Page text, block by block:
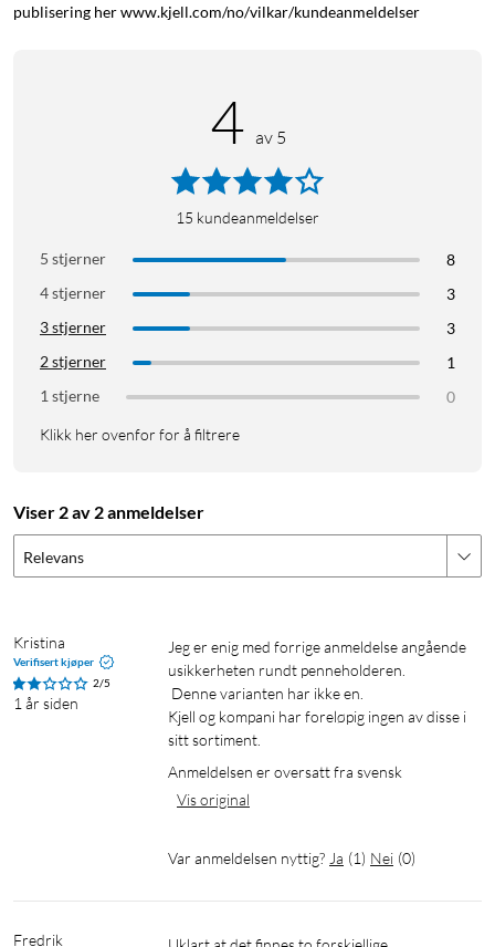
publisering her www.kjell.com/no/vilkar/kundeanmeldelser
4 av 5
15 kundeanmeldelser
5 stjerner
8
4 stjerner
3
3 stjerner
3
2 stjerner
1
1 stjerne
0
Klikk her ovenfor for å filtrere
Viser 2 av 2 anmeldelser
Relevans
Kristina
Verifisert kjøper
2/5
1 år siden
Jeg er enig med forrige anmeldelse angående
usikkerheten rundt penneholderen.
Kjell og kompani har foreløpig ingen av disse i
sitt sortiment.
Anmeldelsen er oversatt fra svensk
Vis original
Var anmeldelsen nyttig? Ja (1) Nei (0)
Fredrik